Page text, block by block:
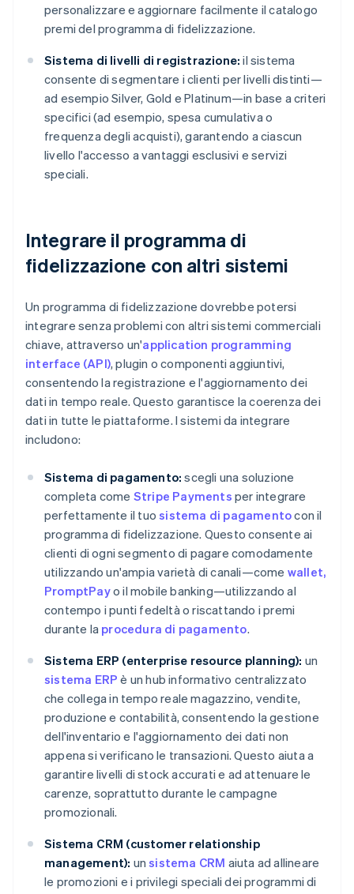
personalizzare e aggiornare facilmente il catalogo
premi del programma di fidelizzazione.
Sistema di livelli di registrazione: il sistema
consente di segmentare i clienti per livelli distinti—
ad esempio Silver, Gold e Platinum—in base a criteri
specifici (ad esempio, spesa cumulativa o
frequenza degli acquisti), garantendo a ciascun
livello l'accesso a vantaggi esclusivi e servizi
speciali.
Integrare il programma di
fidelizzazione con altri sistemi
Un programma di fidelizzazione dovrebbe potersi
integrare senza problemi con altri sistemi commerciali
chiave, attraverso un'application programming
interface (API), plugin o componenti aggiuntivi,
consentendo la registrazione e l'aggiornamento dei
dati in tempo reale. Questo garantisce la coerenza dei
dati in tutte le piattaforme. I sistemi da integrare
includono:
Sistema di pagamento: scegli una soluzione
completa come Stripe Payments per integrare
perfettamente il tuosistema di pagamentocon il
programma di fidelizzazione. Questo consente ai
clienti di ogni segmento di pagare comodamente
utilizzando un'ampia varietà di canali—come wallet,
PromptPayo il mobile banking—utilizzando al
contempo i punti fedeltà o riscattando i premi
durante la procedura di pagamento.
Sistema ERP (enterprise resource planning): un
sistema ERP è un hub informativo centralizzato
che collega in tempo reale magazzino, vendite,
produzione e contabilità, consentendo la gestione
dell'inventario e l'aggiornamento dei dati non
appena si verificano le transazioni. Questo aiuta a
garantire livelli di stock accurati e ad attenuare le
carenze, soprattutto durante le campagne
promozionali.
Sistema CRM (customer relationship
management): unsistema CRM aiuta ad allineare
le promozioni e i privilegi speciali dei programmi di